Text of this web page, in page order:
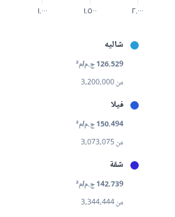
شاليه
126,529 ج.م/م²
من 3,200,000
فيلا
150,494 ج.م/م²
من 3,073,075
شقة
142,739 ج.م/م²
من 3,344,444